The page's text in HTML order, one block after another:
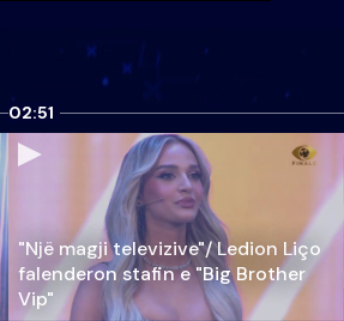
02:51
"Një magji televizive"/ Ledion Liço
falenderon stafin e "Big Brother
Vip"